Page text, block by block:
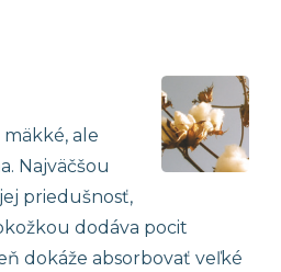
mäkké, ale
Najväčšou
priedušnosť,
dodáva pocit
dokáže absorbovať veľké